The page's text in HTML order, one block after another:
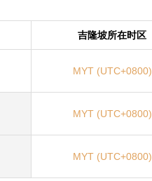
吉隆坡所在时区
MYT (UTC+0800)
MYT (UTC+0800)
MYT (UTC+0800)